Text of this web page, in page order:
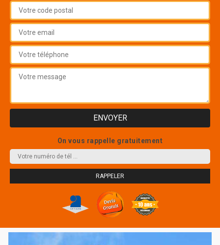
On vous rappelle gratuitement